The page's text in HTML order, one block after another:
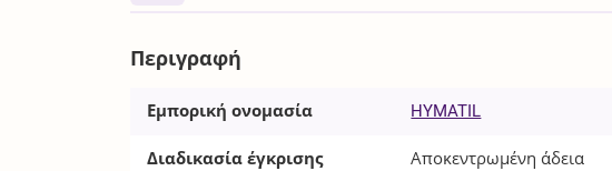
Περιγραφή
Εμπορική ονομασία HYMATIL
Διαδικασία έγκρισης Αποκεντρωμένη άδεια